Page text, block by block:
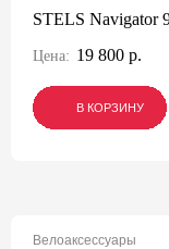
STELS Navigator
Цена: 19 800 р.
В КОРЗИНУ
В КОРЗИНУ
В КОРЗИНУ
Велоаксессуары